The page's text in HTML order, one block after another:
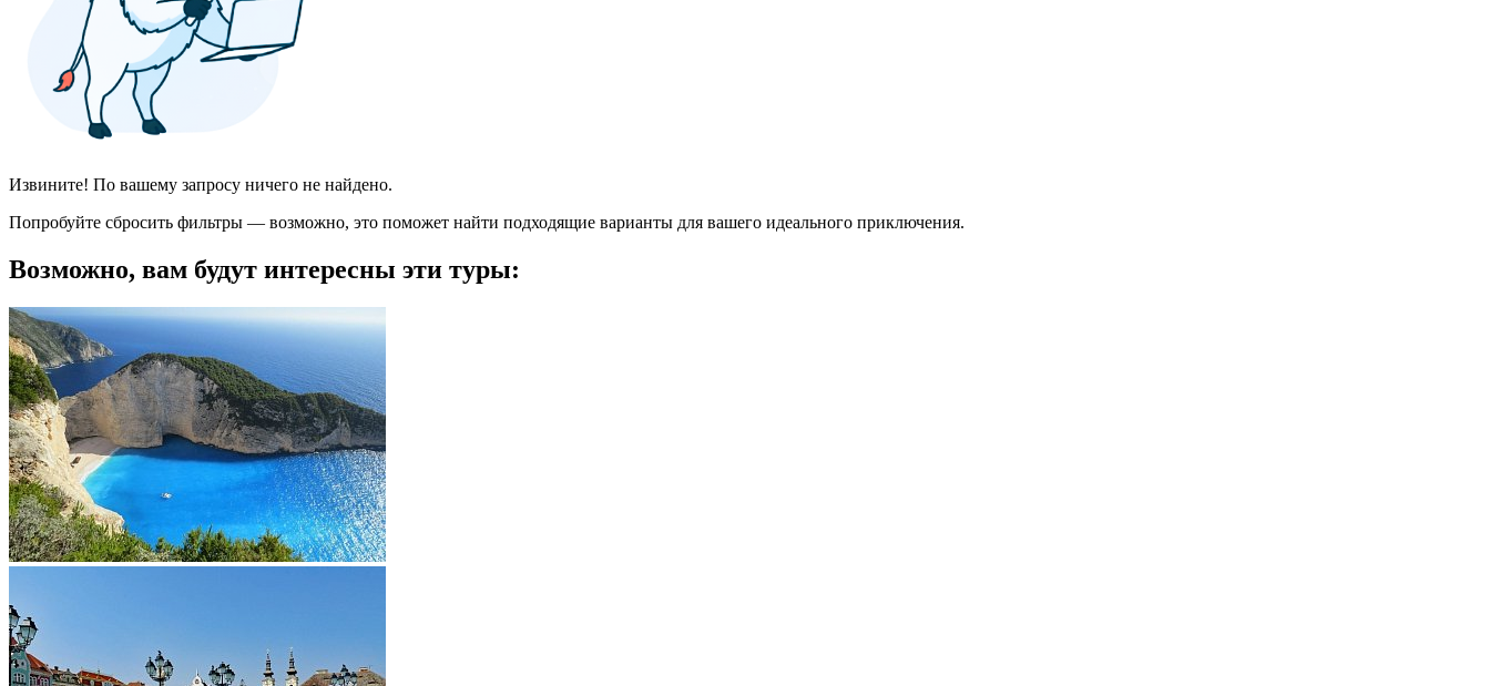
Извините! По вашему запросу ничего не найдено.
Попробуйте сбросить фильтры — возможно, это поможет найти подходящие варианты для вашего идеального приключения.
Возможно, вам будут интересны эти туры: